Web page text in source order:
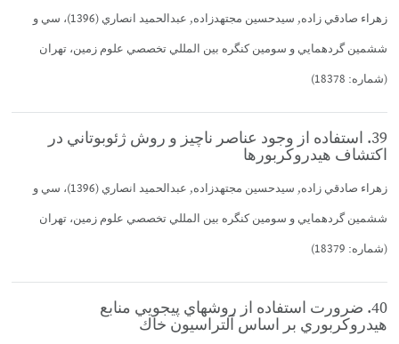
زهراء صادقي زاده, سيدحسين مجتهدزاده, عبدالحميد انصاري (1396)، سي و
ششمين گردهمايي و سومين كنگره بين المللي تخصصي علوم زمين، تهران
(شماره: 18378)
39. استفاده از وجود عناصر ناچيز و روش ژئوبوتاني در
اكتشاف هيدروكربورها
زهراء صادقي زاده, سيدحسين مجتهدزاده, عبدالحميد انصاري (1396)، سي و
ششمين گردهمايي و سومين كنگره بين المللي تخصصي علوم زمين، تهران
(شماره: 18379)
40. ضرورت استفاده از روشهاي پيجويي منابع
هيدروكربوري بر اساس آلتراسيون خاك